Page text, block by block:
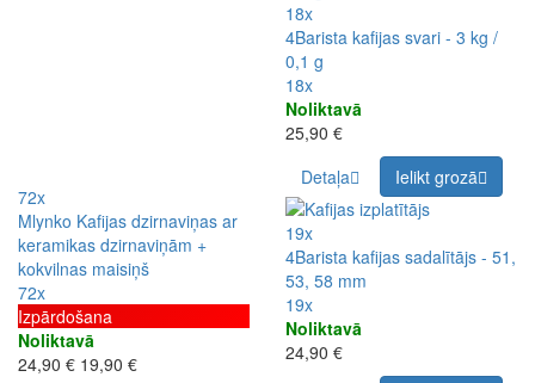
72x
Mlynko Kafijas dzirnaviņas ar
keramikas dzirnaviņām +
kokvilnas maisiņš
72x
Izpārdošana
Noliktavā
24,90 € 19,90 €
18x
4Barista kafijas svari - 3 kg /
0,1 g
18x
Noliktavā
25,90 €
Detaļa
Ielikt grozā
19x
4Barista kafijas sadalītājs - 51,
53, 58 mm
19x
Noliktavā
24,90 €